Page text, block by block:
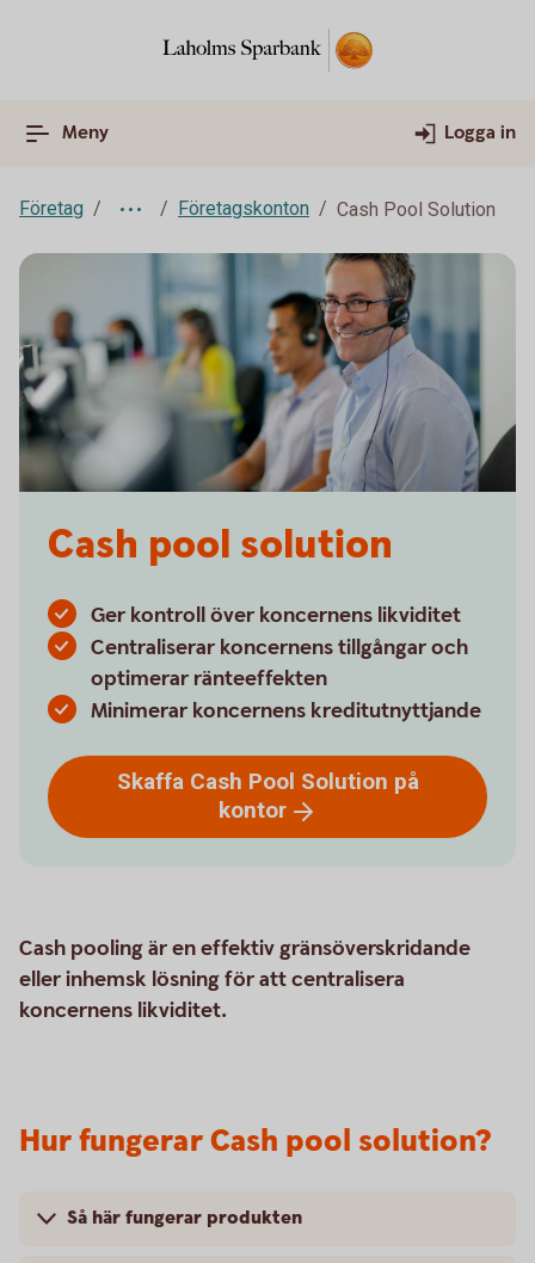
Meny Logga in
Företag Företagskonton Cash Pool Solution
Cash pool solution
Ger kontroll över koncernens likviditet
Centraliserar koncernens tillgångar och
optimerar ränteeffekten
Minimerar koncernens kreditutnyttjande
Skaffa Cash Pool Solution på
kontor
Cash pooling är en effektiv gränsöverskridande
eller inhemsk lösning för att centralisera
koncernens likviditet.
Hur fungerar Cash pool solution?
Så här fungerar produkten